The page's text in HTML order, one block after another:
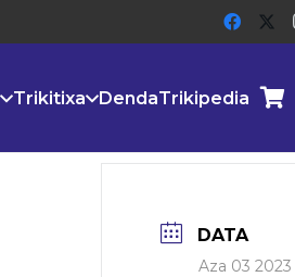
Trikitixa DendaTrikipedia
DATA
Aza 03 2023